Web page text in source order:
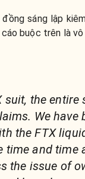
sáng lập
buộc trên là
suit, the
We have
the FTX
time and time
the issue of